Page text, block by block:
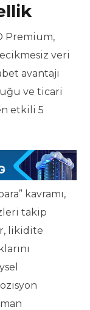
Premium,
veri
avantajı
ve ticari
etkili 5
kavramı,
takip
likidite